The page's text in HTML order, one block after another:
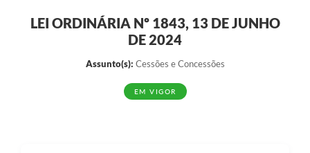
LEI ORDINÁRIA Nº 1843, 13 DE JUNHO
DE 2024
Assunto(s): Cessões e Concessões
EM VIGOR